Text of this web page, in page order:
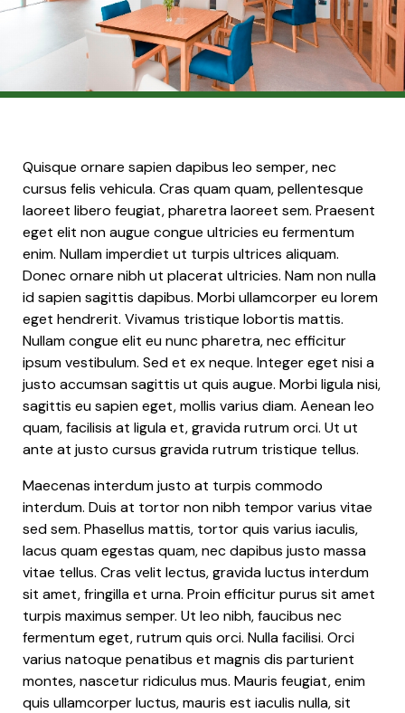
Quisque ornare sapien dapibus leo semper, nec
cursus felis vehicula. Cras quam quam, pellentesque
laoreet libero feugiat, pharetra laoreet sem. Praesent
eget elit non augue congue ultricies eu fermentum
enim. Nullam imperdiet ut turpis ultrices aliquam.
Donec ornare nibh ut placerat ultricies. Nam non nulla
id sapien sagittis dapibus. Morbi ullamcorper eu lorem
eget hendrerit. Vivamus tristique lobortis mattis.
Nullam congue elit eu nunc pharetra, nec efficitur
ipsum vestibulum. Sed et ex neque. Integer eget nisi a
justo accumsan sagittis ut quis augue. Morbi ligula nisi,
sagittis eu sapien eget, mollis varius diam. Aenean leo
quam, facilisis at ligula et, gravida rutrum orci. Ut ut
ante at justo cursus gravida rutrum tristique tellus.
Maecenas interdum justo at turpis commodo
interdum. Duis at tortor non nibh tempor varius vitae
sed sem. Phasellus mattis, tortor quis varius iaculis,
lacus quam egestas quam, nec dapibus justo massa
vitae tellus. Cras velit lectus, gravida luctus interdum
sit amet, fringilla et urna. Proin efficitur purus sit amet
turpis maximus semper. Ut leo nibh, faucibus nec
fermentum eget, rutrum quis orci. Nulla facilisi. Orci
varius natoque penatibus et magnis dis parturient
montes, nascetur ridiculus mus. Mauris feugiat, enim
quis ullamcorper luctus, mauris est iaculis nulla, sit